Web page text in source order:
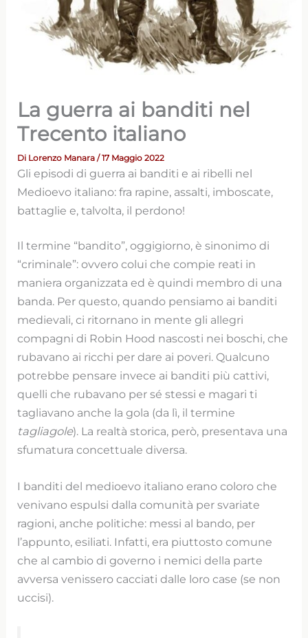
La guerra ai banditi nel
Trecento italiano
Di Lorenzo Manara/ 17 Maggio 2022
Gli episodi di guerra ai banditi e ai ribelli nel
Medioevo italiano: fra rapine, assalti, imboscate,
battaglie e, talvolta, il perdono!
Il termine “bandito”, oggigiorno, è sinonimo di
“criminale”: ovvero colui che compie reati in
maniera organizzata ed è quindi membro di una
banda. Per questo, quando pensiamo ai banditi
medievali, ci ritornano in mente gli allegri
compagni di Robin Hood nascosti nei boschi, che
rubavano ai ricchi per dare ai poveri. Qualcuno
potrebbe pensare invece ai banditi più cattivi,
quelli che rubavano per sé stessi e magari ti
tagliavano anche la gola (da lì, il termine
tagliagole). La realtà storica, però, presentava una
sfumatura concettuale diversa.
I banditi del medioevo italiano erano coloro che
venivano espulsi dalla comunità per svariate
ragioni, anche politiche: messi al bando, per
l’appunto, esiliati. Infatti, era piuttosto comune
che al cambio di governo i nemici della parte
avversa venissero cacciati dalle loro case (se non
uccisi).